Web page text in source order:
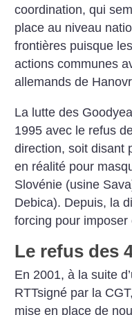
coordination, qui
place au niveau
frontières puisque les
actions communes
allemands de
La lutte des
1995 avec le refus
direction, soit disant
en réalité pour
Slovénie (usine
Debica). Depuis, la
forcing pour imposer
Le refus des
En 2001, à la suite
RTTsigné par la
mise en place de